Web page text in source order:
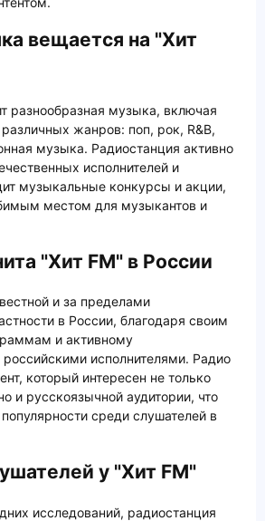
вещается на "Хит
разнообразная музыка, включая
жанров: поп, рок, R&B,
музыка. Радиостанция активно
исполнителей и
музыкальные конкурсы и акции,
местом для музыкантов и
"Хит FM" в России
и за пределами
в России, благодаря своим
и активному
российскими исполнителями. Радио
который интересен не только
и русскоязычной аудитории, что
среди слушателей в
у "Хит FM"
исследований, радиостанция